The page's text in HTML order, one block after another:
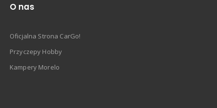
O nas
Oficjalna Strona CarGo!
Przyczepy Hobby
Kampery Morelo